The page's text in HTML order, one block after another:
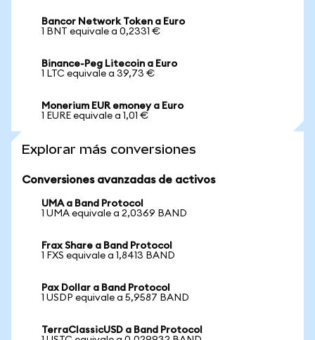
Bancor Network Token a Euro
1 BNT equivale a 0,2331 €
Binance-Peg Litecoin a Euro
1 LTC equivale a 39,73 €
Monerium EUR emoney a Euro
1 EURE equivale a 1,01 €
Explorar más conversiones
Conversiones avanzadas de activos
UMA a Band Protocol
1 UMA equivale a 2,0369 BAND
Frax Share a Band Protocol
1 FXS equivale a 1,8413 BAND
Pax Dollar a Band Protocol
1 USDP equivale a 5,9587 BAND
TerraClassicUSD a Band Protocol